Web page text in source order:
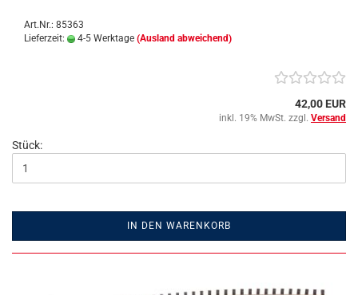
Art.Nr.: 85363
Lieferzeit:
4-5 Werktage (Ausland abweichend)
42,00 EUR
inkl. 19% MwSt. zzgl. Versand
Stück:
IN DEN WARENKORB